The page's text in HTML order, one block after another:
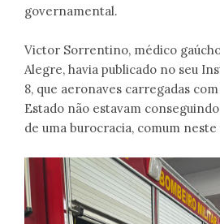
governamental.
Victor Sorrentino, médico
Alegre, havia publicado no seu
8, que aeronaves carregadas
Estado não estavam
de uma burocracia, comum